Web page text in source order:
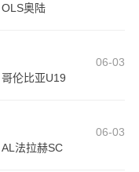
OLS奥陆
06-03
哥伦比亚U19
06-03
AL法拉赫SC